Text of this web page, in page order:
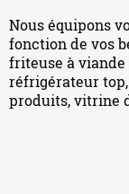
Nous équipons
fonction de vos
friteuse à viande
réfrigérateur
produits, vitrine